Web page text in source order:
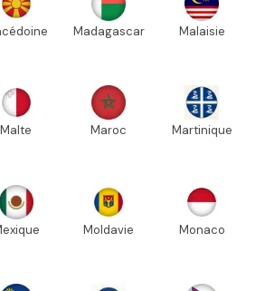
Madagascar Malaisie
Malte Maroc Martinique
Moldavie Monaco